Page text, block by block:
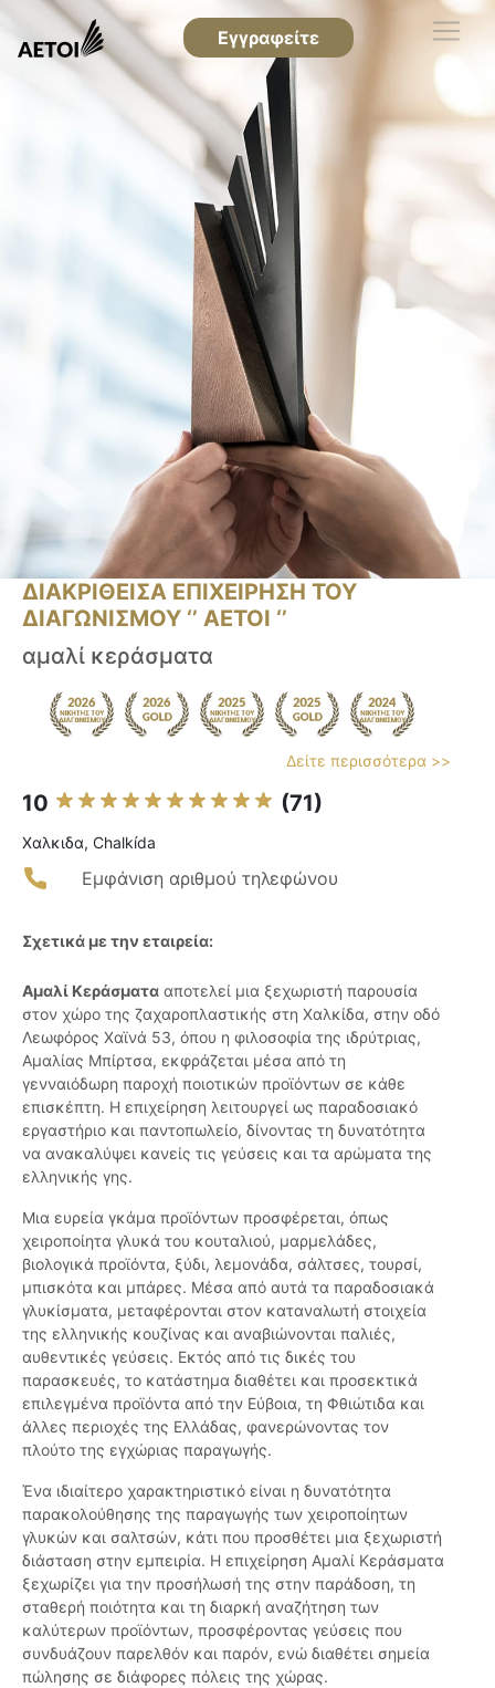
Εγγραφείτε
ΔΙΑΚΡΙΘΕΙΣΑ ΕΠΙΧΕΙΡΗΣΗ ΤΟΥ
ΔΙΑΓΩΝΙΣΜΟΥ ‘’ ΑΕΤΟΙ ‘’
αμαλί κεράσματα
Δείτε περισσότερα >>
10 (71)
Χαλκιδα, Chalkída
Εμφάνιση αριθμού τηλεφώνου
Σχετικά με την εταιρεία:
Αμαλί Κεράσματα αποτελεί μια ξεχωριστή παρουσία
στον χώρο της ζαχαροπλαστικής στη Χαλκίδα, στην οδό
Λεωφόρος Χαϊνά 53, όπου η φιλοσοφία της ιδρύτριας,
Αμαλίας Μπίρτσα, εκφράζεται μέσα από τη
γενναιόδωρη παροχή ποιοτικών προϊόντων σε κάθε
επισκέπτη. Η επιχείρηση λειτουργεί ως παραδοσιακό
εργαστήριο και παντοπωλείο, δίνοντας τη δυνατότητα
να ανακαλύψει κανείς τις γεύσεις και τα αρώματα της
ελληνικής γης.
Μια ευρεία γκάμα προϊόντων προσφέρεται, όπως
χειροποίητα γλυκά του κουταλιού, μαρμελάδες,
βιολογικά προϊόντα, ξύδι, λεμονάδα, σάλτσες, τουρσί,
μπισκότα και μπάρες. Μέσα από αυτά τα παραδοσιακά
γλυκίσματα, μεταφέρονται στον καταναλωτή στοιχεία
της ελληνικής κουζίνας και αναβιώνονται παλιές,
αυθεντικές γεύσεις. Εκτός από τις δικές του
παρασκευές, το κατάστημα διαθέτει και προσεκτικά
επιλεγμένα προϊόντα από την Εύβοια, τη Φθιώτιδα και
άλλες περιοχές της Ελλάδας, φανερώνοντας τον
πλούτο της εγχώριας παραγωγής.
Ένα ιδιαίτερο χαρακτηριστικό είναι η δυνατότητα
παρακολούθησης της παραγωγής των χειροποίητων
γλυκών και σαλτσών, κάτι που προσθέτει μια ξεχωριστή
διάσταση στην εμπειρία. Η επιχείρηση Αμαλί Κεράσματα
ξεχωρίζει για την προσήλωσή της στην παράδοση, τη
σταθερή ποιότητα και τη διαρκή αναζήτηση των
καλύτερων προϊόντων, προσφέροντας γεύσεις που
συνδυάζουν παρελθόν και παρόν, ενώ διαθέτει σημεία
πώλησης σε διάφορες πόλεις της χώρας.